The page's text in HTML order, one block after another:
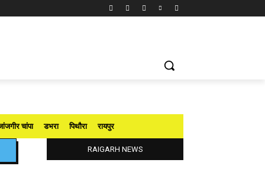
चांपा डभरा पिथौरा रायपुर
RAIGARH NEWS